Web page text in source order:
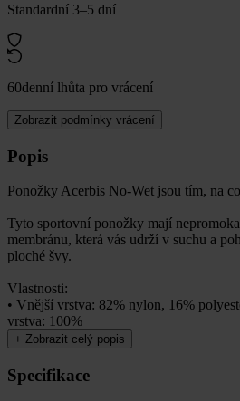
Standardní 3–5 dní
60denní lhůta pro vrácení
Zobrazit podmínky vrácení
Popis
Ponožky Acerbis No-Wet jsou tím, na
Tyto sportovní ponožky mají
membránu, která vás udrží v suchu a
ploché švy.
Vlastnosti:
• Vnější vrstva: 82% nylon, 16%
vrstva: 100%
+ Zobrazit celý popis
Specifikace